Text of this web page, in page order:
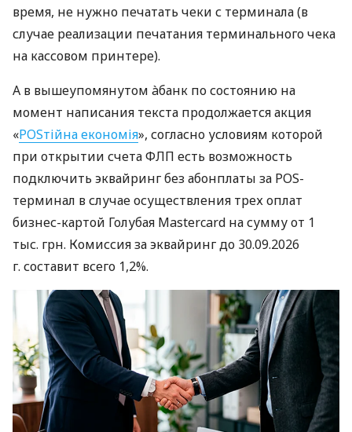
время, не нужно печатать чеки с терминала (в
случае реализации печатания терминального чека
на кассовом принтере).
А в вышеупомянутом àбанк по состоянию на
момент написания текста продолжается акция
«POSтійна економія», согласно условиям которой
при открытии счета ФЛП есть возможность
подключить эквайринг без абонплаты за POS-
терминал в случае осуществления трех оплат
бизнес-картой Голубая Mastercard на сумму от 1
тыс. грн. Комиссия за эквайринг до 30.09.2026
г. составит всего 1,2%.